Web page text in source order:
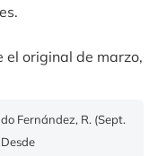
original de marzo,
Fernández, R. (Sept.